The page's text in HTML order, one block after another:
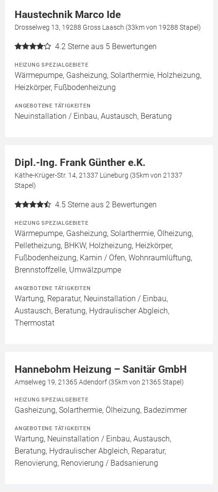
Haustechnik Marco Ide
Drosselweg 13, 19288 Gross Laasch (33km von 19288 Stapel)
4.2 Sterne aus 5 Bewertungen
HEIZUNG SPEZIALGEBIETE
Wärmepumpe, Gasheizung, Solarthermie, Holzheizung,
Heizkörper, Fußbodenheizung
ANGEBOTENE TÄTIGKEITEN
Neuinstallation / Einbau, Austausch, Beratung
Dipl.-Ing. Frank Günther e.K.
Käthe-Krüger-Str. 14, 21337 Lüneburg (35km von 21337
Stapel)
4.5 Sterne aus 2 Bewertungen
HEIZUNG SPEZIALGEBIETE
Wärmepumpe, Gasheizung, Solarthermie, Ölheizung,
Pelletheizung, BHKW, Holzheizung, Heizkörper,
Fußbodenheizung, Kamin / Ofen, Wohnraumlüftung,
Brennstoffzelle, Umwälzpumpe
ANGEBOTENE TÄTIGKEITEN
Wartung, Reparatur, Neuinstallation / Einbau,
Austausch, Beratung, Hydraulischer Abgleich,
Thermostat
Hannebohm Heizung – Sanitär GmbH
Amselweg 19, 21365 Adendorf (35km von 21365 Stapel)
HEIZUNG SPEZIALGEBIETE
Gasheizung, Solarthermie, Ölheizung, Badezimmer
ANGEBOTENE TÄTIGKEITEN
Wartung, Neuinstallation / Einbau, Austausch,
Beratung, Hydraulischer Abgleich, Reparatur,
Renovierung, Renovierung / Badsanierung